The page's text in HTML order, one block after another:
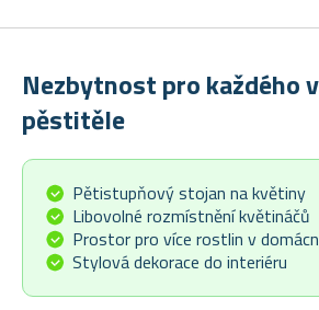
Nezbytnost pro každého
pěstitěle
Pětistupňový stojan na květiny
Libovolné rozmístnění květináčů
Prostor pro více rostlin v
Stylová dekorace do interiéru